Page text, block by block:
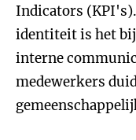
Indicators
identiteit is het
interne
medewerkers